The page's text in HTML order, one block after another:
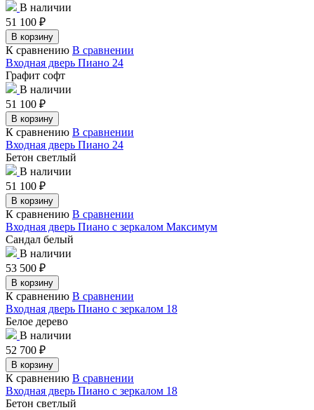
В наличии
51 100 ₽
В корзину
К сравнению В сравнении
Входная дверь Пиано 24
Графит софт
В наличии
51 100 ₽
В корзину
К сравнению В сравнении
Входная дверь Пиано 24
Бетон светлый
В наличии
51 100 ₽
В корзину
К сравнению В сравнении
Входная дверь Пиано с зеркалом Максимум
Сандал белый
В наличии
53 500 ₽
В корзину
К сравнению В сравнении
Входная дверь Пиано с зеркалом 18
Белое дерево
В наличии
52 700 ₽
В корзину
К сравнению В сравнении
Входная дверь Пиано с зеркалом 18
Бетон светлый